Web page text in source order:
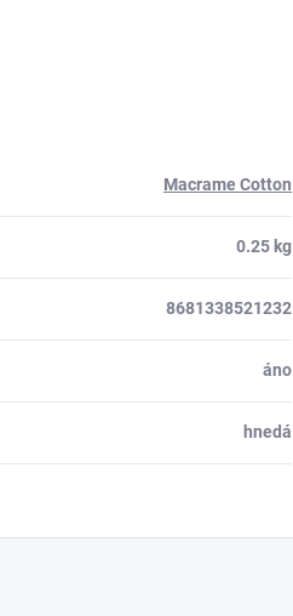
Macrame Cotton
0.25 kg
8681338521232
áno
hnedá